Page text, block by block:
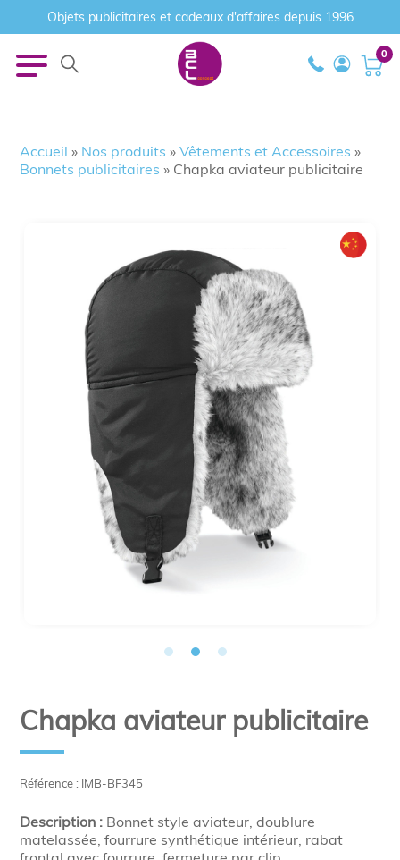
Objets publicitaires et cadeaux d'affaires depuis 1996
0
Accueil » Nos produits »Vêtements et Accessoires »
Bonnets publicitaires » Chapka aviateur publicitaire
Référence : IMB-BF345
Chapka aviateur publicitaire
Description : Bonnet style aviateur, doublure
matelassée, fourrure synthétique intérieur, rabat